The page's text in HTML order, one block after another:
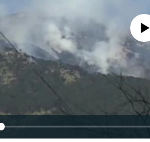
No media source